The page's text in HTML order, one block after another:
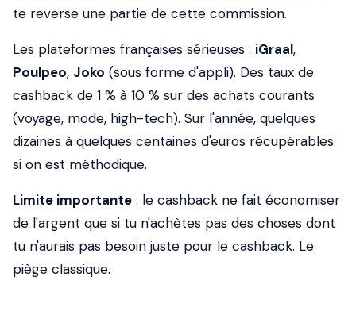
te reverse une partie de cette commission.
Les plateformes françaises sérieuses : iGraal,
Poulpeo, Joko (sous forme d'appli). Des taux de
cashback de 1 % à 10 % sur des achats courants
(voyage, mode, high-tech). Sur l'année, quelques
dizaines à quelques centaines d'euros récupérables
si on est méthodique.
Limite importante : le cashback ne fait économiser
de l'argent que si tu n'achètes pas des choses dont
tu n'aurais pas besoin juste pour le cashback. Le
piège classique.